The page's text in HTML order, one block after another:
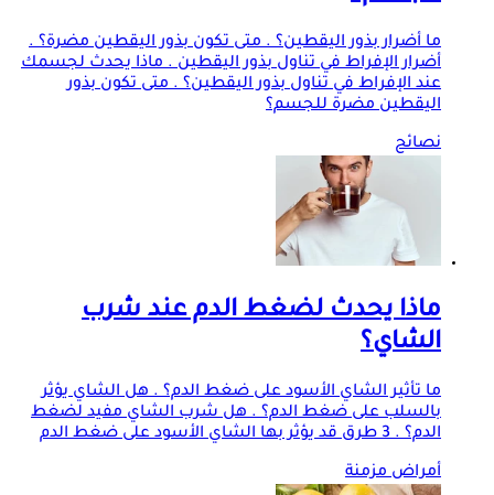
ما أضرار بذور اليقطين؟ . متى تكون بذور اليقطين مضرة؟ .
أضرار الإفراط في تناول بذور اليقطين . ماذا يحدث لجسمك
عند الإفراط في تناول بذور اليقطين؟ . متى تكون بذور
اليقطين مضرة للجسم؟
نصائح
ماذا يحدث لضغط الدم عند شرب
الشاي؟
ما تأثير الشاي الأسود على ضغط الدم؟ . هل الشاي يؤثر
بالسلب على ضغط الدم؟ . هل شرب الشاي مفيد لضغط
الدم؟ . 3 طرق قد يؤثر بها الشاي الأسود على ضغط الدم
أمراض مزمنة